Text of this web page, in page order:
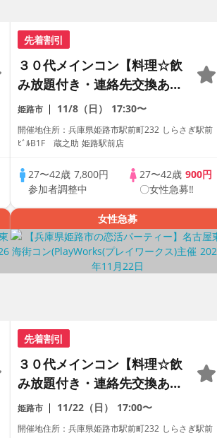
先着割引
３０代メインコン【料理☆飲
み放題付き・連絡先交換あ
り・完全着席型】１名参加多
数・初参加も大歓迎☆
姫路市 11/8（日） 17:30〜
開催地住所：兵庫県姫路市駅前町232 しらさぎ駅前
ﾋﾞﾙB1F 蔵之助 姫路駅前店
27〜42歳 7,800円
参加者調整中
27〜42歳900円
〇女性急募‼
女性急募
先着割引
３０代メインコン【料理☆飲
み放題付き・連絡先交換あ
り・完全着席型】１名参加多
数・初参加も大歓迎☆
姫路市 11/22（日） 17:00〜
開催地住所：兵庫県姫路市駅前町232 しらさぎ駅前